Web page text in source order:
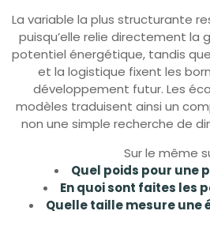
La variable la plus structurante
puisqu’elle relie directement la
potentiel énergétique, tandis
et la logistique fixent les
développement futur. Les
modèles traduisent ainsi un
non une simple recherche de
Sur le même
Quel poids pour une
En quoi sont faites les
Quelle taille mesure une